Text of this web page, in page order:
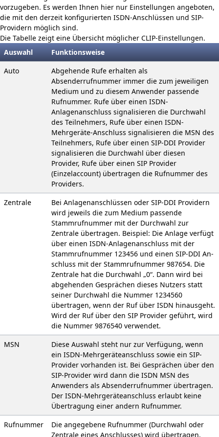
vorzugeben. Es werden Ihnen hier nur Einstellungen angeboten,
die mit den derzeit konfigurierten ISDN-An­schlüssen und SIP-
Providern möglich sind.
Die Tabelle zeigt eine Übersicht möglicher CLIP-Einstellungen.
Auswahl
Funktionsweise
Auto
Abgehende Rufe erhalten als
Absenderrufnummer immer die zum jewei­ligen
Medium und zu diesem Anwender passende
Rufnummer. Rufe über einen ISDN-
Anlagenanschluss signalisieren die Durch­wahl
des Teilnehmers, Rufe über einen ISDN-
Mehrgeräte-Anschluss signalisieren die MSN des
Teilnehmers, Rufe über einen SIP-DDI Provider
signalisieren die Durchwahl über diesen
Provider, Rufe über einen SIP Provider
(Einzelaccount) übertragen die Ruf­nummer des
Providers.
Zentrale
Bei Anlagenanschlüssen oder SIP-DDI Providern
wird jeweils die zum Medium passende
Stammrufnummer mit der Durchwahl zur
Zentrale übertragen. Beispiel: Die Anlage verfügt
über einen ISDN-Anlagenan­schluss mit der
Stammrufnummer 123456 und einen SIP-DDI An­
schluss mit der Stammrufnummer 987654. Die
Zentrale hat die Durchwahl „0“. Dann wird bei
abgehenden Gesprächen dieses Nutzers statt
seiner Durchwahl die Nummer 1234560
übertragen, wenn der Ruf über ISDN hinausgeht.
Wird der Ruf über den SIP Provider geführt, wird
die Num­mer 9876540 verwendet.
MSN
Diese Auswahl steht nur zur Verfügung, wenn
ein ISDN-Mehrgeräte­anschluss sowie ein SIP-
Provider vorhanden ist. Bei Gesprächen über den
SIP-Provider wird dann die ISDN MSN des
Anwenders als Ab­senderrufnummer übertragen.
Der ISDN-Mehr­geräteanschluss erlaubt keine
Übertragung einer andern Rufnummer.
Rufnummer
Die angegebene Rufnummer (Durchwahl oder
Zentrale eines An­schlusses) wird übertragen.